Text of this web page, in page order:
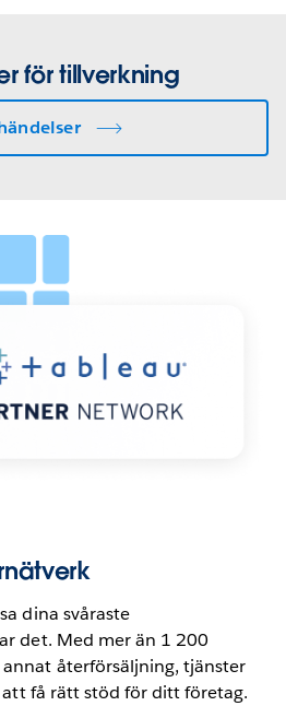
för tillverkning
dina svåraste
det. Med mer än 1 200
återförsäljning, tjänster
få rätt stöd för ditt företag.